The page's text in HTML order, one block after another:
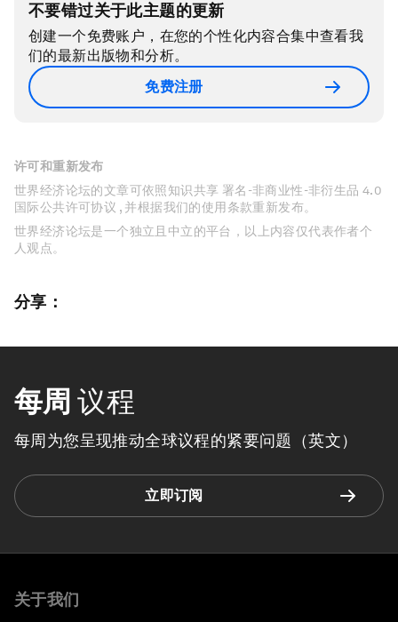
不要错过关于此主题的更新
创建一个免费账户，在您的个性化内容合集中查看我
们的最新出版物和分析。
免费注册
许可和重新发布
世界经济论坛的文章可依照知识共享 署名-非商业性-非衍生品 4.0
国际公共许可协议 , 并根据我们的使用条款重新发布。
世界经济论坛是一个独立且中立的平台，以上内容仅代表作者个
人观点。
分享：
每周 议程
每周为您呈现推动全球议程的紧要问题（英文）
立即订阅
关于我们